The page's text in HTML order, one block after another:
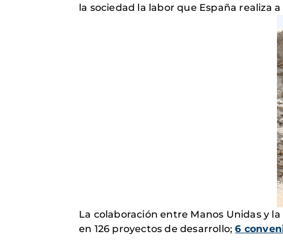
la sociedad la labor que España realiza
La colaboración entre Manos Unidas y
en 126 proyectos de desarrollo;6